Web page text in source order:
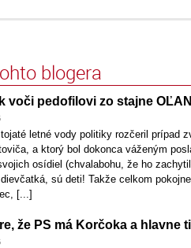
blogera
voči pedofilovi zo stajne
letné vody politiky rozčeril prípad
a ktorý bol dokonca váženým
osídiel (chvalabohu, že ho
sú deti! Takže celkom
[...]
že PS má Korčoka a hlavne